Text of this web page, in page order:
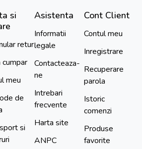
si
retur
cumpar
meu
de
si
Asistenta
Informatii
legale
Contacteaza-
ne
Intrebari
frecvente
Harta site
ANPC
Cont Client
Contul meu
Inregistrare
Recuperare
parola
Istoric
comenzi
Produse
favorite